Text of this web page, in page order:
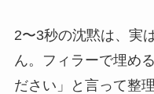
2〜3秒の沈黙は、実
ん。フィラーで埋め
ださい」と言って整